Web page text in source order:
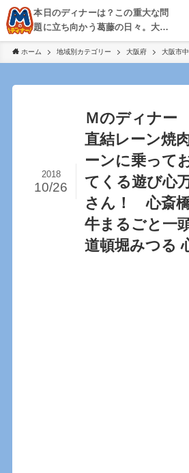
本日のディナーは？この重大な問
題に立ち向かう葛藤の日々。大
阪・京都・神戸を中心とした食べ
歩き、飲み歩きを綴る。
ホーム 地域別カテゴリー 大阪府 大阪市
Ｍのディナー
直結レーン焼
ーンに乗って
てくる遊び心
さん！ 心斎
牛まるごと一
道頓堀みつる
2018
10/26